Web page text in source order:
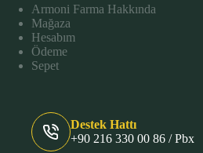
Armoni Farma Hakkında
Mağaza
Hesabım
Ödeme
Sepet
Destek Hattı
+90 216 330 00 86 / Pbx